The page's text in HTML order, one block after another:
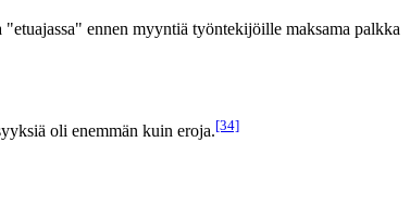
ennen myyntiä työntekijöille maksama palkka
oli enemmän kuin eroja.[34]